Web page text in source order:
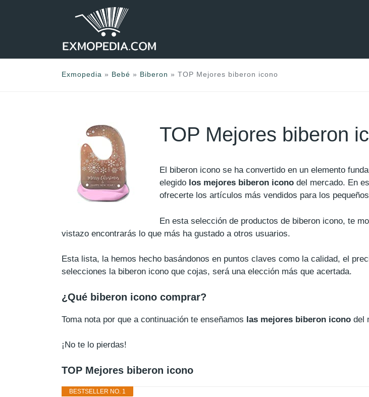
Exmopedia » Bebé » Biberon » TOP Mejores biberon icono
TOP Mejores biberon
El biberon icono se ha convertido en un elemento
elegido los mejores biberon icono del mercado. En
ofrecerte los artículos más vendidos para los
En esta selección de productos de biberon icono, te
vistazo encontrarás lo que más ha gustado a otros usuarios.
Esta lista, la hemos hecho basándonos en puntos claves como la calidad, el
selecciones la biberon icono que cojas, será una elección más que acertada.
¿Qué biberon icono comprar?
Toma nota por que a continuación te enseñamos las mejores biberon icono del
¡No te lo pierdas!
TOP Mejores biberon icono
BESTSELLER NO. 1